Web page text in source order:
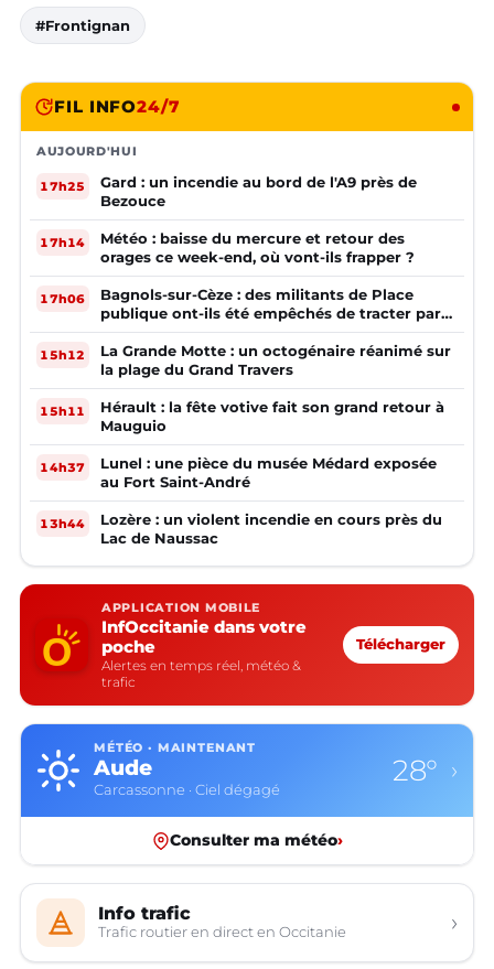
#Frontignan
FIL INFO24/7
AUJOURD'HUI
17h25
Gard : un incendie au bord de l'A9 près de
Bezouce
17h14
Météo : baisse du mercure et retour des
orages ce week-end, où vont-ils frapper ?
17h06
Bagnols-sur-Cèze : des militants de Place
publique ont-ils été empêchés de tracter par
la mairie ?
15h12
La Grande Motte : un octogénaire réanimé sur
la plage du Grand Travers
15h11
Hérault : la fête votive fait son grand retour à
Mauguio
14h37
Lunel : une pièce du musée Médard exposée
au Fort Saint-André
13h44
Lozère : un violent incendie en cours près du
Lac de Naussac
APPLICATION MOBILE
InfOccitanie dans votre
poche
Alertes en temps réel, météo &
trafic
Télécharger
MÉTÉO · MAINTENANT
Aude
Carcassonne · Ciel dégagé
28° ›
Consulter ma météo›
Info trafic
Trafic routier en direct en Occitanie ›